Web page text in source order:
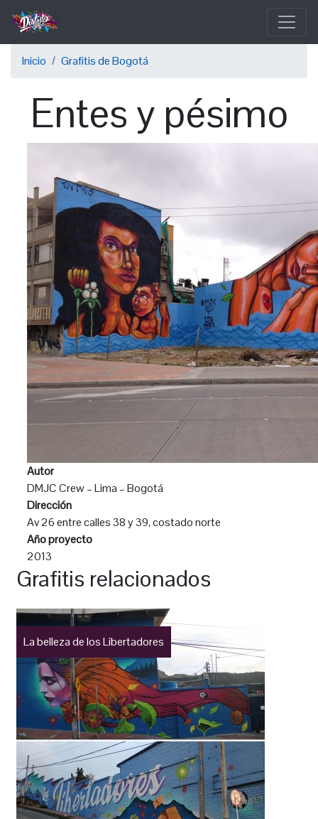
Pasar
contenido
principalSobrescribir
ayuda
navegación
Inicio Grafitis de Bogotá
Entes y pésimo
Autor
DMJC Crew – Lima – Bogotá
Dirección
Av 26 entre calles 38 y 39, costado norte
Año proyecto
2013
Grafitis relacionados
La belleza de los Libertadores